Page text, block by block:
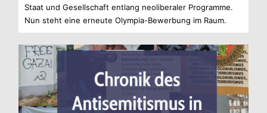
Staat und Gesell­schaft ent­lang neo­li­be­ra­ler Pro­gramme.
Nun steht eine erneute Olympia-Bewerbung im Raum.